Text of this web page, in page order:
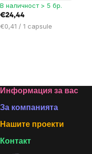
В наличност > 5 бр.
€24,44
Цена
€0,41 / 1 capsule
Footer
Информация за вас
За компанията
Нашите проекти
Контакт